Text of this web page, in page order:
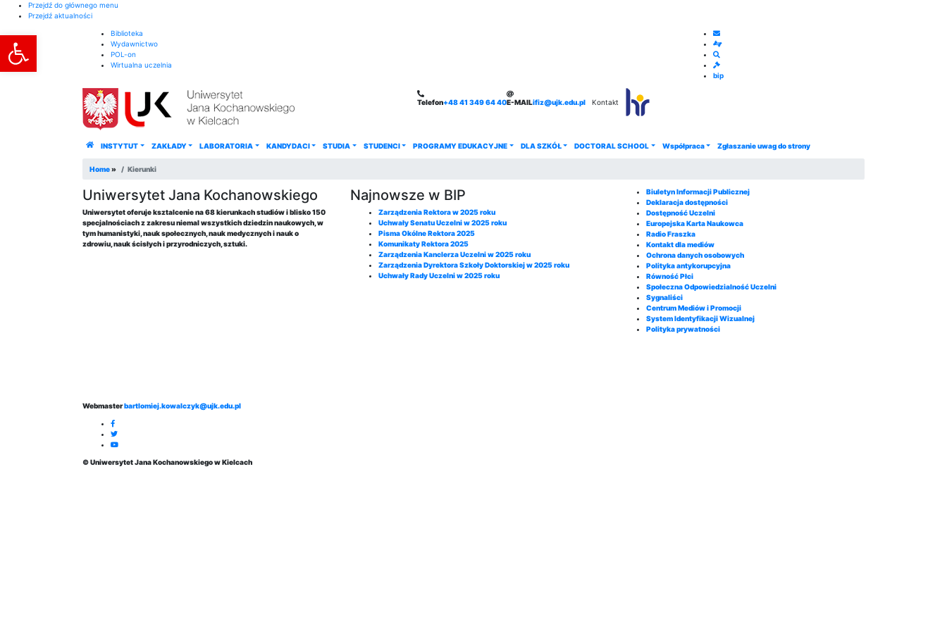
Otwórz pasek narzędzi
Przejdź do głównego menu
Przejdź aktualności
Biblioteka
Wydawnictwo
POL-on
Wirtualna uczelnia
bip
Telefon+48 41 349 64 40E-MAILifiz@ujk.edu.pl Kontakt
INSTYTUT ZAKŁADY LABORATORIA KANDYDACI STUDIA STUDENCI PROGRAMY EDUKACYJNE DLA SZKÓŁ DOCTORAL SCHOOL Współpraca Zgłaszanie uwag do strony
Home» Kierunki
Uniwersytet Jana Kochanowskiego
Uniwersytet oferuje ksztalcenie na 68 kierunkach studiów i blisko 150
specjalnościach z zakresu niemal wszystkich dziedzin naukowych, w
tym humanistyki, nauk społecznych, nauk medycznych i nauk o
zdrowiu, nauk ścisłych i przyrodniczych, sztuki.
Webmasterbartlomiej.kowalczyk@ujk.edu.pl
Najnowsze w BIP
Zarządzenia Rektora w 2025 roku
Uchwały Senatu Uczelni w 2025 roku
Pisma Okólne Rektora 2025
Komunikaty Rektora 2025
Zarządzenia Kanclerza Uczelni w 2025 roku
Zarządzenia Dyrektora Szkoły Doktorskiej w 2025 roku
Uchwały Rady Uczelni w 2025 roku
Biuletyn Informacji Publicznej
Deklaracja dostępności
Dostępność Uczelni
Europejska Karta Naukowca
Radio Fraszka
Kontakt dla mediów
Ochrona danych osobowych
Polityka antykorupcyjna
Równość Płci
Społeczna Odpowiedzialność Uczelni
Sygnaliści
Centrum Mediów i Promocji
System Identyfikacji Wizualnej
Polityka prywatności
© Uniwersytet Jana Kochanowskiego w Kielcach